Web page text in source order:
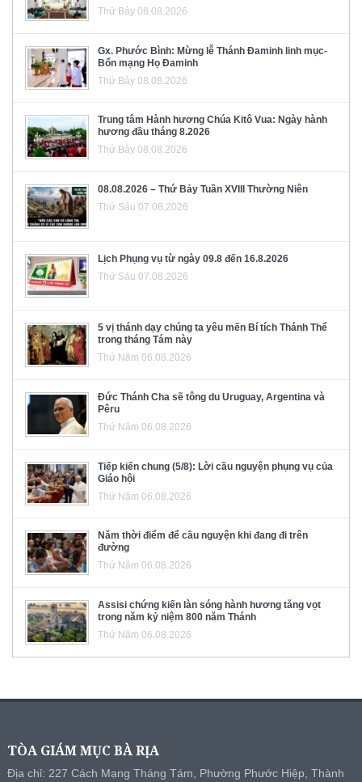
Thứ Bảy 08.08.2026
Gx. Phước Bình: Mừng lễ Thánh Đaminh linh mục-
Bổn mạng Họ Đaminh
Thứ Bảy 08.08.2026
Trung tâm Hành hương Chúa Kitô Vua: Ngày hành
hương đầu tháng 8.2026
Thứ Bảy 08.08.2026
08.08.2026 – Thứ Bảy Tuần XVIII Thường Niên
Thứ Sáu 07.08.2026
Lịch Phụng vụ từ ngày 09.8 đến 16.8.2026
Thứ Sáu 07.08.2026
5 vị thánh dạy chúng ta yêu mến Bí tích Thánh Thể
trong tháng Tám này
Thứ Năm 06.08.2026
Đức Thánh Cha sẽ tông du Uruguay, Argentina và
Pêru
Thứ Năm 06.08.2026
Tiếp kiến chung (5/8): Lời cầu nguyện phụng vụ của
Giáo hội
Thứ Năm 06.08.2026
Năm thời điểm để cầu nguyện khi đang đi trên
đường
Thứ Năm 06.08.2026
Assisi chứng kiến làn sóng hành hương tăng vọt
trong năm kỷ niệm 800 năm Thánh
Thứ Năm 06.08.2026
TÒA GIÁM MỤC BÀ RỊA
Địa chỉ: 227 Cách Mạng Tháng Tám, Phường Phước Hiệp, Thành